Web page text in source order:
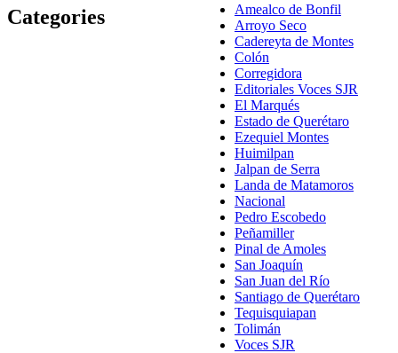
Categories
Amealco de Bonfil
Arroyo Seco
Cadereyta de Montes
Colón
Corregidora
Editoriales Voces SJR
El Marqués
Estado de Querétaro
Ezequiel Montes
Huimilpan
Jalpan de Serra
Landa de Matamoros
Nacional
Pedro Escobedo
Peñamiller
Pinal de Amoles
San Joaquín
San Juan del Río
Santiago de Querétaro
Tequisquiapan
Tolimán
Voces SJR